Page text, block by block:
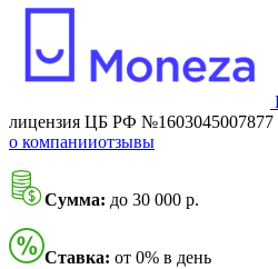
лицензия ЦБ РФ №1603045007877
о компанииотзывы
Сумма: до 30 000 р.
Ставка: от 0% в день